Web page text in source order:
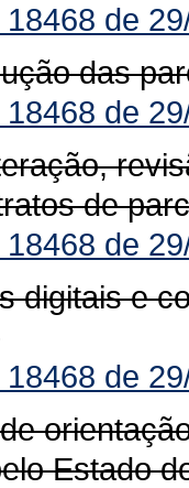
de
das
de
de
de
digitais e
de
Estado